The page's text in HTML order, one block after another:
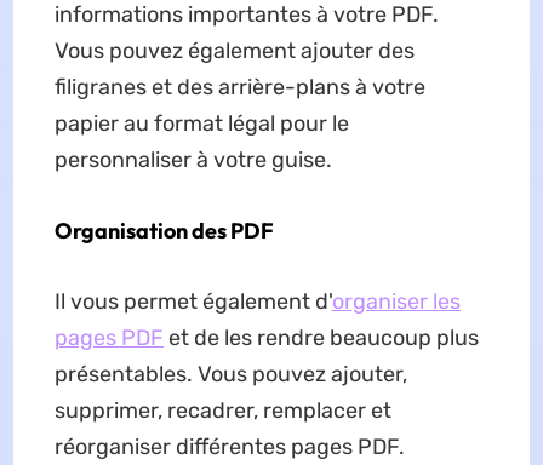
informations importantes à votre PDF.
Vous pouvez également ajouter des
filigranes et des arrière-plans à votre
papier au format légal pour le
personnaliser à votre guise.
Organisation des PDF
Il vous permet également d'organiser les
pages PDF et de les rendre beaucoup plus
présentables. Vous pouvez ajouter,
supprimer, recadrer, remplacer et
réorganiser différentes pages PDF.